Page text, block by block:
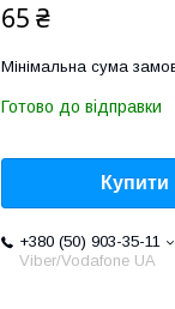
65 ₴
Мінімальна сума
Готово до відправки
Купити
+380 (50) 903-35-11
Viber/Vodafone UA